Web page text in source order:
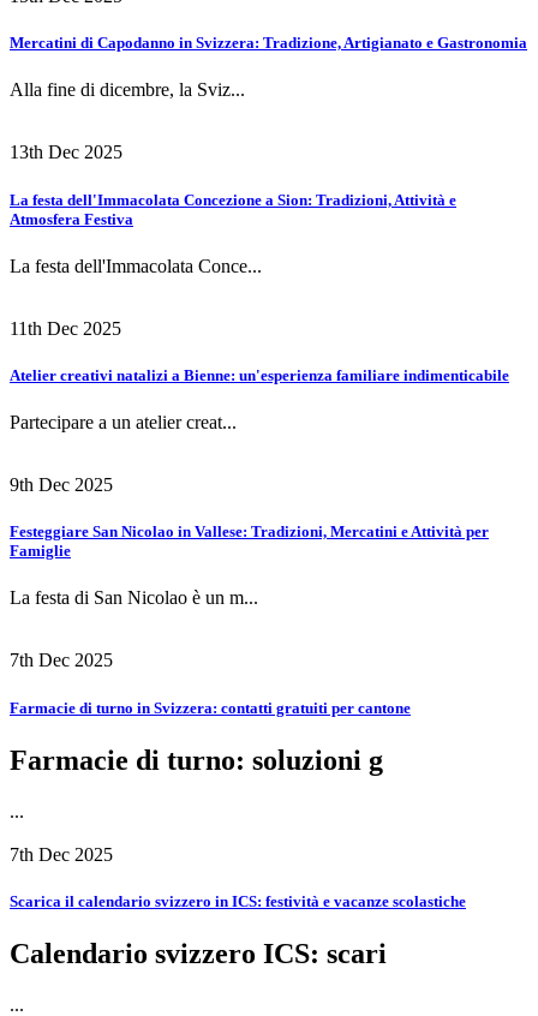
Mercatini di Capodanno in Svizzera: Tradizione, Artigianato e Gastronomia
Alla fine di dicembre, la Sviz...
13th Dec 2025
La festa dell'Immacolata Concezione a Sion: Tradizioni, Attività e
Atmosfera Festiva
La festa dell'Immacolata Conce...
11th Dec 2025
Atelier creativi natalizi a Bienne: un'esperienza familiare indimenticabile
Partecipare a un atelier creat...
9th Dec 2025
Festeggiare San Nicolao in Vallese: Tradizioni, Mercatini e Attività per
Famiglie
La festa di San Nicolao è un m...
7th Dec 2025
Farmacie di turno in Svizzera: contatti gratuiti per cantone
Farmacie di turno: soluzioni g
...
7th Dec 2025
Scarica il calendario svizzero in ICS: festività e vacanze scolastiche
Calendario svizzero ICS: scari
...